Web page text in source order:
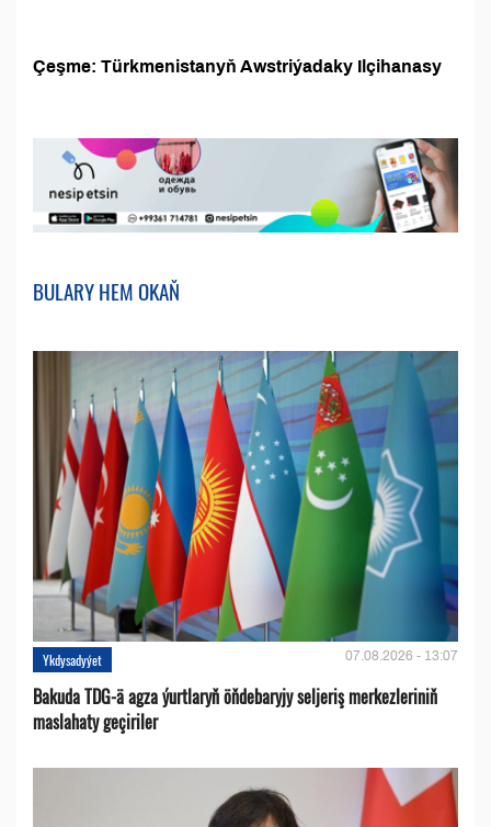
Çeşme: Türkmenistanyň Awstriýadaky Ilçihanasy
BULARY HEM OKAŇ
Ykdysadyýet 07.08.2026 - 13:07
Bakuda TDG-ä agza ýurtlaryň öňdebaryjy seljeriş merkezleriniň
maslahaty geçiriler